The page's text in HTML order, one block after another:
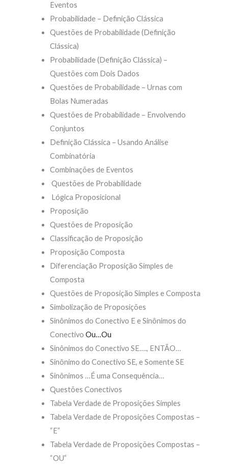
Eventos
Probabilidade – Definição Clássica
Questões de Probabilidade (Definição
Clássica)
Probabilidade (Definição Clássica) –
Questões com Dois Dados
Questões de Probabilidade – Urnas com
Bolas Numeradas
Questões de Probabilidade – Envolvendo
Conjuntos
Definição Clássica – Usando Análise
Combinatória
Combinações de Eventos
Questões de Probabilidade
Lógica Proposicional
Proposição
Questões de Proposição
Classificação de Proposição
Proposição Composta
Diferenciação Proposição Simples de
Composta
Questões de Proposição Simples e Composta
Simbolização de Proposições
Sinônimos do Conectivo E e Sinônimos do
Conectivo Ou…Ou
Sinônimos do Conectivo SE…., ENTÃO…
Sinônimo do Conectivo SE, e Somente SE
Sinônimos …É uma Consequência…
Questões Conectivos
Tabela Verdade de Proposições Simples
Tabela Verdade de Proposições Compostas –
“E”
Tabela Verdade de Proposições Compostas –
“OU”